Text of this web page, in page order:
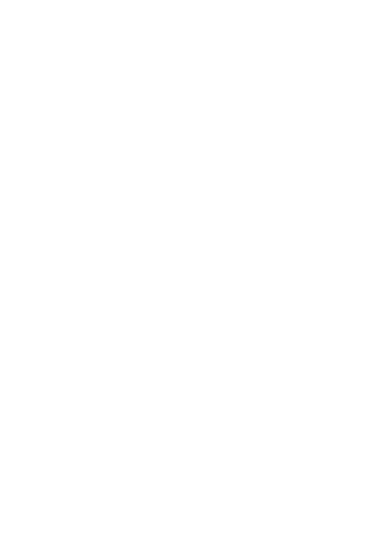
kindness